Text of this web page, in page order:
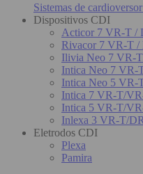
Sistemas de
Dispositivos CDI
Acticor 7 VR-T /
Rivacor 7 VR-T /
Ilivia Neo 7 VR-
Intica Neo 7
Intica Neo 5
Intica 7 VR-T/
Intica 5 VR-T/
Inlexa 3 VR-T/
Eletrodos CDI
Plexa
Pamira